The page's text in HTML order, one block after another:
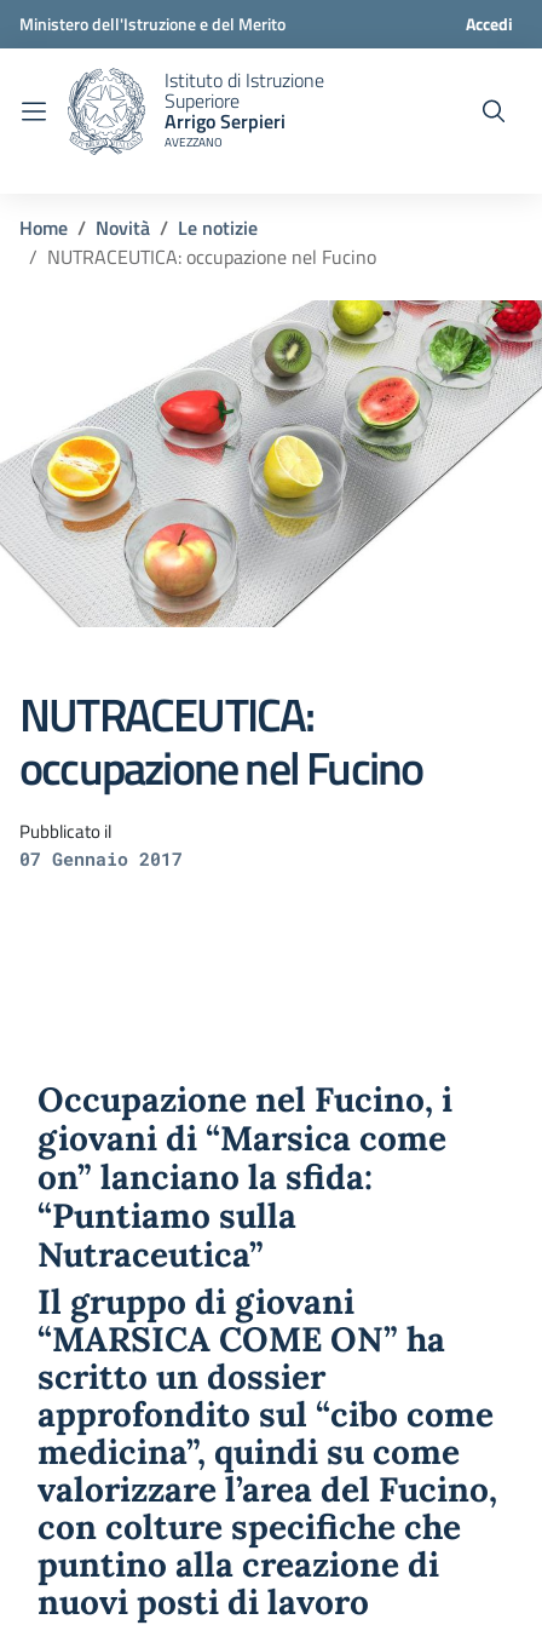
Ministero dell'Istruzione e del Merito Accedi
Istituto di Istruzione
Superiore
Arrigo Serpieri
AVEZZANO
Home Novità
Le notizie
NUTRACEUTICA: occupazione nel Fucino
NUTRACEUTICA:
occupazione nel Fucino
Pubblicato il
07 Gennaio 2017
Occupazione nel Fucino, i
giovani di “Marsica come
on” lanciano la sfida:
“Puntiamo sulla
Nutraceutica”
Il gruppo di giovani
“MARSICA COME ON” ha
scritto un dossier
approfondito sul “cibo come
medicina”, quindi su come
valorizzare l’area del Fucino,
con colture specifiche che
puntino alla creazione di
nuovi posti di lavoro